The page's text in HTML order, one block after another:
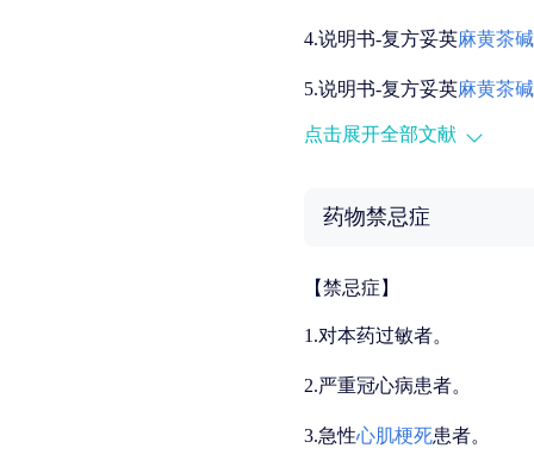
4.说明书-复方妥英麻黄茶碱
5.说明书-复方妥英麻黄茶碱
6.说明书-复方妥英 麻黄
9.说明书-复方妥英
10.说明书-复方妥英
点击展开全部文献
药物禁忌症
【禁忌症】
1.对本药过敏者。
2.严重冠心病患者。
3.急性心肌梗死患者。